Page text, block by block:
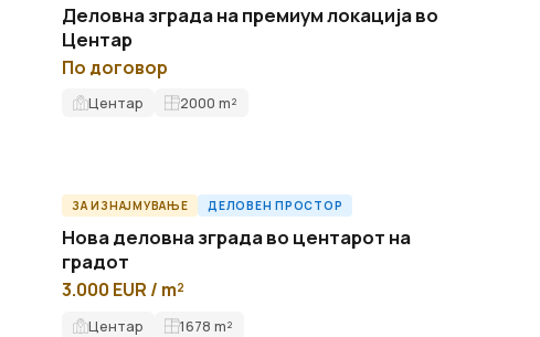
Деловна зграда на премиум локација во
Центар
По договор
Центар 2000 m²
ЗА ИЗНАЈМУВАЊЕ ДЕЛОВЕН ПРОСТОР
Нова деловна зграда во центарот на
градот
3.000 EUR / m²
Центар 1678 m²